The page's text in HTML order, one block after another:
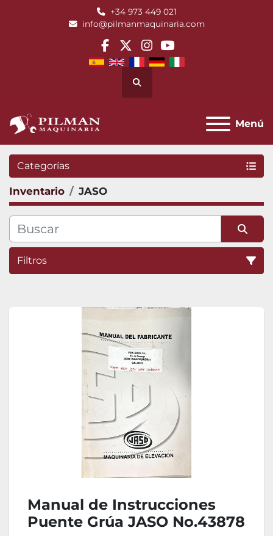
+34 973 449 021
info@pilmanmaquinaria.com
facebook
twitterinstagram
youtube
Buscar
Menú
Categorías
Inventario JASO
Filtros
Manual de Instrucciones
Puente Grúa JASO No.43878